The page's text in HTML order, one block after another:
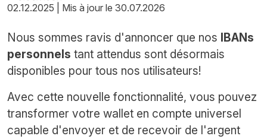
02.12.2025
Mis à jour le 30.07.2026
Nous sommes ravis d'annoncer que nos IBANs
personnels tant attendus sont désormais
disponibles pour tous nos utilisateurs!
Avec cette nouvelle fonctionnalité, vous pouvez
transformer votre wallet en compte universel
capable d'envoyer et de recevoir de l'argent